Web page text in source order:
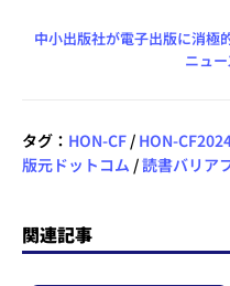
中小出版社が電子出版に消極
ニュ
タグ： HON-CF / HON-
版元ドットコム /読書バリア
関連記事